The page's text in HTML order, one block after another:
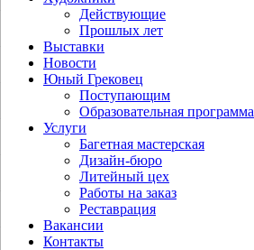
Действующие
Прошлых лет
Выставки
Новости
Юный Грековец
Поступающим
Образовательная программа
Услуги
Багетная мастерская
Дизайн-бюро
Литейный цех
Работы на заказ
Реставрация
Вакансии
Контакты